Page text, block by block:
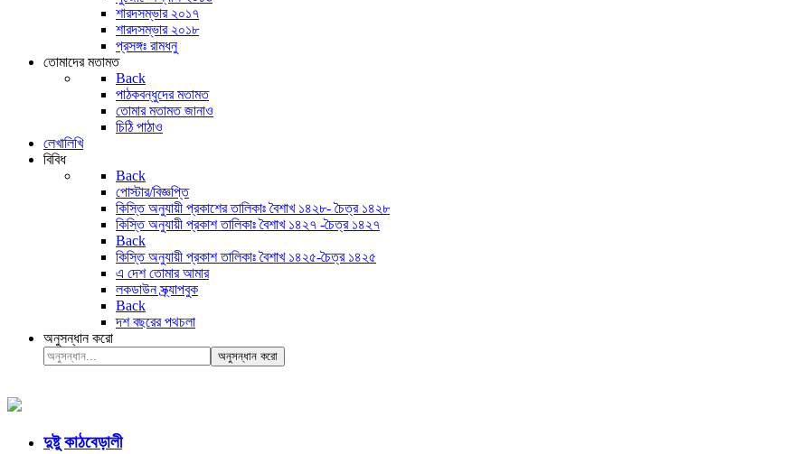
শারদসম্ভার ২০১৭
শারদসম্ভার ২০১৮
প্রসঙ্গঃ রামধনু
তোমাদের মতামত
Back
পাঠকবন্ধুদের মতামত
তোমার মতামত জানাও
চিঠি পাঠাও
লেখালিখি
বিবিধ
Back
পোস্টার/বিজ্ঞপ্তি
কিস্তি অনুযায়ী প্রকাশের তালিকাঃ বৈশাখ ১৪২৮- চৈত্র ১৪২৮
কিস্তি অনুযায়ী প্রকাশ তালিকাঃ বৈশাখ ১৪২৭ -চৈত্র ১৪২৭
Back
কিস্তি অনুযায়ী প্রকাশ তালিকাঃ বৈশাখ ১৪২৫-চৈত্র ১৪২৫
এ দেশ তোমার আমার
লকডাউন স্ক্র্যাপবুক
Back
দশ বছরের পথচলা
অনুসন্ধান করো
অনুসন্ধান করো
দুষ্টু কাঠবেড়ালী